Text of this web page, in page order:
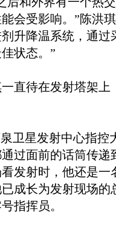
会受影响。”陈洪
升降温系统，通过
状态。”
待在发射塔架上
星发射中心指控
过面前的话筒传递
发射时，他还是一
成长为发射现场的
指挥员。